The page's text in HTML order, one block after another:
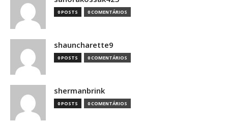
0 POSTS 0 COMENTÁRIOS
shauncharette9
0 POSTS 0 COMENTÁRIOS
shermanbrink
0 POSTS 0 COMENTÁRIOS